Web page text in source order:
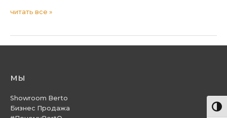
читать все »
мы
Showroom Berto
Бизнес Продажа